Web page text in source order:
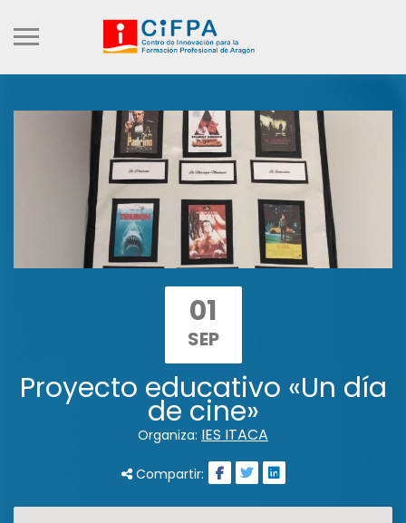
01
SEP
Proyecto educativo «Un día
de cine»
Organiza: IES ITACA
Compartir: